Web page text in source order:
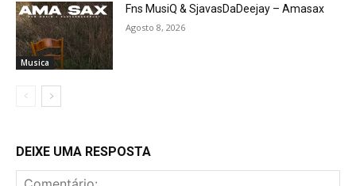
Musica
Fns MusiQ & SjavasDaDeejay – Amasax
Agosto 8, 2026
DEIXE UMA RESPOSTA